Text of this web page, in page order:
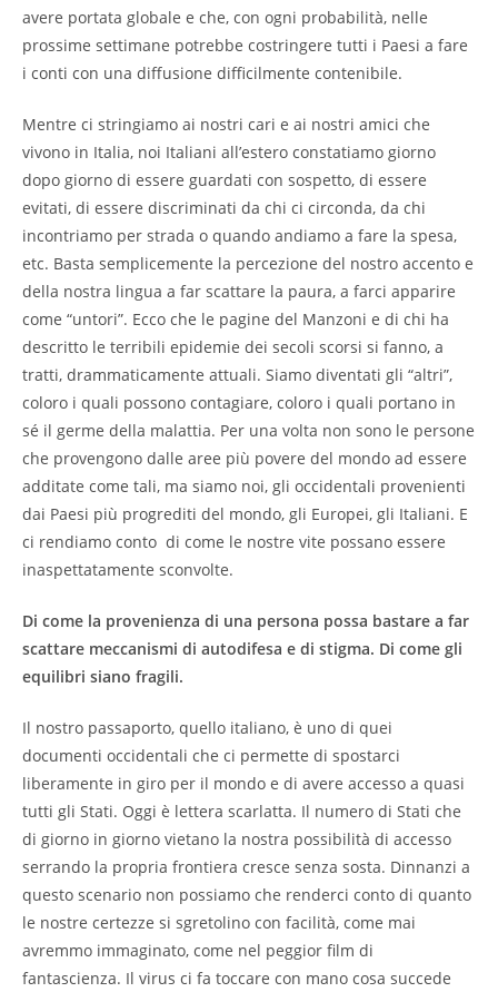
avere portata globale e che, con ogni probabilità, nelle
prossime settimane potrebbe costringere tutti i Paesi a fare
i conti con una diffusione difficilmente contenibile.
Mentre ci stringiamo ai nostri cari e ai nostri amici che
vivono in Italia, noi Italiani all’estero constatiamo giorno
dopo giorno di essere guardati con sospetto, di essere
evitati, di essere discriminati da chi ci circonda, da chi
incontriamo per strada o quando andiamo a fare la spesa,
etc. Basta semplicemente la percezione del nostro accento e
della nostra lingua a far scattare la paura, a farci apparire
come “untori”. Ecco che le pagine del Manzoni e di chi ha
descritto le terribili epidemie dei secoli scorsi si fanno, a
tratti, drammaticamente attuali. Siamo diventati gli “altri”,
coloro i quali possono contagiare, coloro i quali portano in
sé il germe della malattia. Per una volta non sono le persone
che provengono dalle aree più povere del mondo ad essere
additate come tali, ma siamo noi, gli occidentali provenienti
dai Paesi più progrediti del mondo, gli Europei, gli Italiani. E
ci rendiamo conto di come le nostre vite possano essere
inaspettatamente sconvolte.
Di come la provenienza di una persona possa bastare a far
scattare meccanismi di autodifesa e di stigma. Di come gli
equilibri siano fragili.
Il nostro passaporto, quello italiano, è uno di quei
documenti occidentali che ci permette di spostarci
liberamente in giro per il mondo e di avere accesso a quasi
tutti gli Stati. Oggi è lettera scarlatta. Il numero di Stati che
di giorno in giorno vietano la nostra possibilità di accesso
serrando la propria frontiera cresce senza sosta. Dinnanzi a
questo scenario non possiamo che renderci conto di quanto
le nostre certezze si sgretolino con facilità, come mai
avremmo immaginato, come nel peggior film di
fantascienza. Il virus ci fa toccare con mano cosa succede